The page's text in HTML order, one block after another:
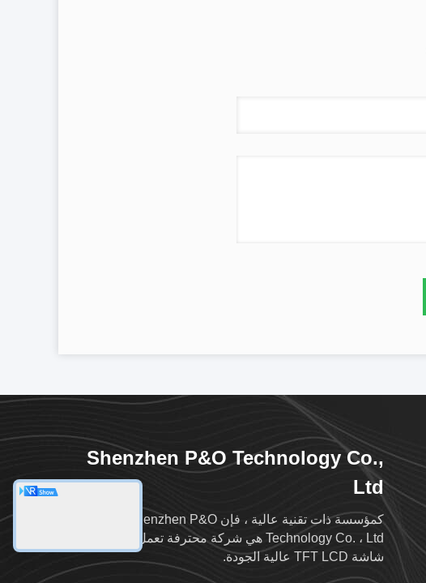
Shenzhen P&O Technology Co.,
Ltd
كمؤسسة ذات تقنية عالية ، فإن Shenzhen P&O
Technology Co. ، Ltd هي شركة محترفة تعمل في وحدات
شاشة TFT LCD عالية الجودة.